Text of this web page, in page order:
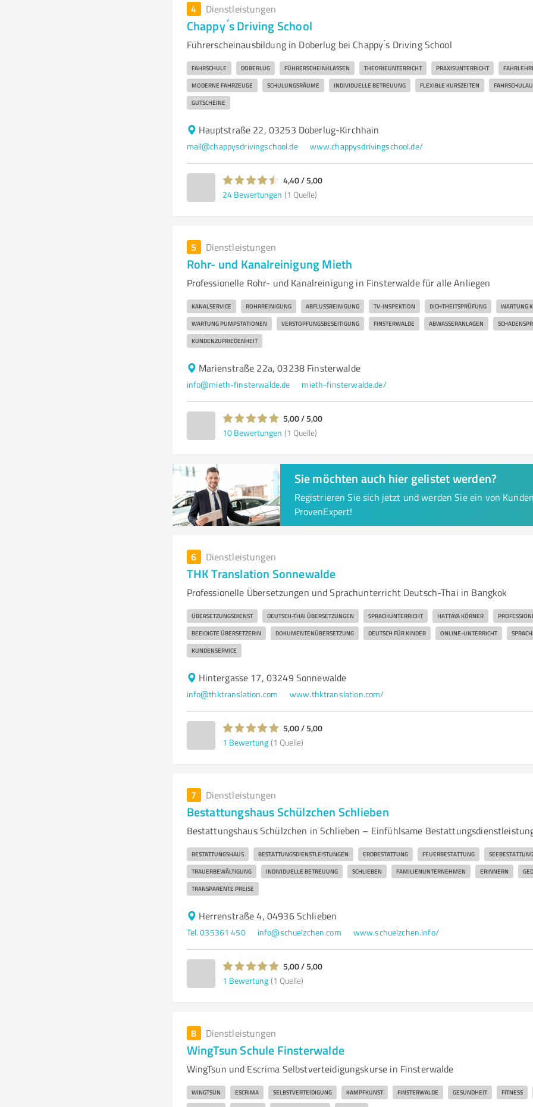
4 Dienstleistungen
Chappy ́s Driving School
Führerscheinausbildung in Doberlug bei Chappy ́s Driving School
FAHRSCHULE DOBERLUG FÜHRERSCHEINKLASSEN THEORIEUNTERRICHT PRAXISUNTERRICHT
MODERNE FAHRZEUGE SCHULUNGSRÄUME INDIVIDUELLE BETREUUNG FLEXIBLE KURSZEITEN
GUTSCHEINE
Hauptstraße 22, 03253 Doberlug-Kirchhain
mail@chappysdrivingschool.de www.chappysdrivingschool.de/
4,40 / 5,00
24 Bewertungen (1 Quelle)
5 Dienstleistungen
Rohr- und Kanalreinigung Mieth
Professionelle Rohr- und Kanalreinigung in Finsterwalde für alle Anliegen
KANALSERVICE ROHRREINIGUNG ABFLUSSREINIGUNG TV-INSPEKTION DICHTHEITSPRÜFUNG WARTUNG
WARTUNG PUMPSTATIONEN VERSTOPFUNGSBESEITIGUNG FINSTERWALDE ABWASSERANLAGEN
KUNDENZUFRIEDENHEIT
Marienstraße 22a, 03238 Finsterwalde
info@mieth-finsterwalde.de mieth-finsterwalde.de/
5,00 / 5,00
10 Bewertungen (1 Quelle)
Sie möchten auch hier gelistet werden?
Registrieren Sie sich jetzt und werden Sie ein von
ProvenExpert!
6 Dienstleistungen
THK Translation Sonnewalde
Professionelle Übersetzungen und Sprachunterricht Deutsch-Thai in Bangkok
ÜBERSETZUNGSDIENST DEUTSCH-THAI ÜBERSETZUNGEN SPRACHUNTERRICHT HATTAYA KÖRNER
BEEIDIGTE ÜBERSETZERIN DOKUMENTENÜBERSETZUNG DEUTSCH FÜR KINDER ONLINE-UNTERRICHT
KUNDENSERVICE
Hintergasse 17, 03249 Sonnewalde
info@thktranslation.com www.thktranslation.com/
5,00 / 5,00
1 Bewertung (1 Quelle)
7 Dienstleistungen
Bestattungshaus Schülzchen Schlieben
Bestattungshaus Schülzchen in Schlieben – Einfühlsame
BESTATTUNGSHAUS BESTATTUNGSDIENSTLEISTUNGEN ERDBESTATTUNG FEUERBESTATTUNG SEEBESTATTUNG
TRAUERBEWÄLTIGUNG INDIVIDUELLE BETREUUNG SCHLIEBEN FAMILIENUNTERNEHMEN ERINNERN
TRANSPARENTE PREISE
Herrenstraße 4, 04936 Schlieben
Tel. 035361 450 info@schuelzchen.com www.schuelzchen.info/
5,00 / 5,00
1 Bewertung (1 Quelle)
8 Dienstleistungen
WingTsun Schule Finsterwalde
WingTsun und Escrima Selbstverteidigungskurse in Finsterwalde
WINGTSUN ESCRIMA SELBSTVERTEIDIGUNG KAMPFKUNST FINSTERWALDE GESUNDHEIT FITNESS